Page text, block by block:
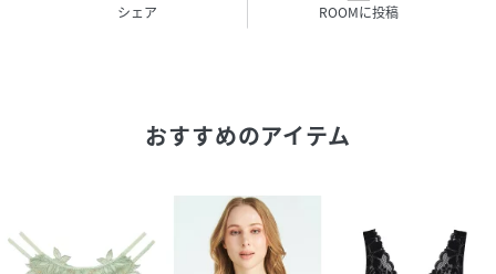
肩ストラップ取り外し可
レディース
ナイロン80％、ポリウレタン20％
サイズ B70、B75、C70、C75、C80、D70、D75、
シェア ROOMに投稿
おすすめのアイテム